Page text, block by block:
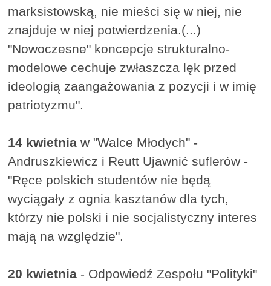
marksistowską, nie mieści się w niej, nie
znajduje w niej potwierdzenia.(...)
"Nowoczesne" koncepcje strukturalno-
modelowe cechuje zwłaszcza lęk przed
ideologią zaangażowania z pozycji i w imię
patriotyzmu".
14 kwietnia w "Walce Młodych" -
Andruszkiewicz i Reutt Ujawnić suflerów -
"Ręce polskich studentów nie będą
wyciągały z ognia kasztanów dla tych,
którzy nie polski i nie socjalistyczny interes
mają na względzie".
20 kwietnia - Odpowiedź Zespołu "Polityki"